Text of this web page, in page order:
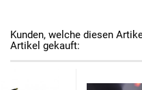
Kunden, welche diesen
Artikel gekauft: